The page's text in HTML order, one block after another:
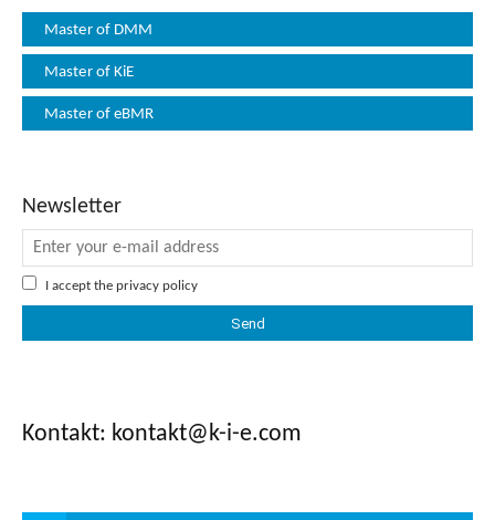
Master of DMM
Master of KiE
Master of eBMR
Newsletter
I accept the privacy policy
Kontakt: kontakt@k-i-e.com